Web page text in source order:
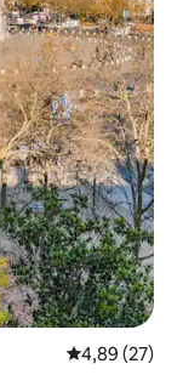
4,89 av 5 i
4,89 (27)